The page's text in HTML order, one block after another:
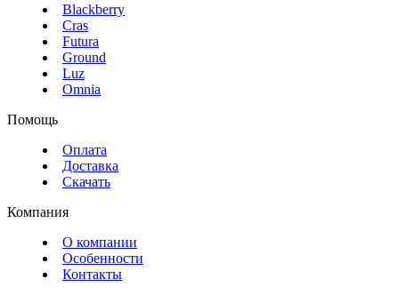
Blackberry
Cras
Futura
Ground
Luz
Omnia
Помощь
Оплата
Доставка
Скачать
Компания
О компании
Особенности
Контакты